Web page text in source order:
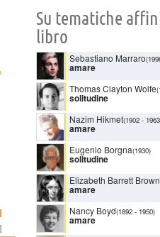
]
Su tematiche
libro
Sebastiano Marraro
amare
Thomas Clayton Wolfe
solitudine
Nazim Hikmet(1902 -
amare
Eugenio Borgna(1930)
solitudine
Elizabeth Barrett
amare
Nancy Boyd(1892 - 1950)
amare